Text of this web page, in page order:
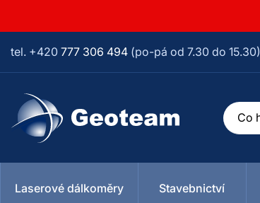
tel. +420 777 306 494 (po-pá od 7.30 do 15.30)
Laserové dálkoměry Stavebnictví